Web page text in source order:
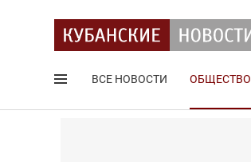
ВСЕ НОВОСТИ ОБЩЕСТВО